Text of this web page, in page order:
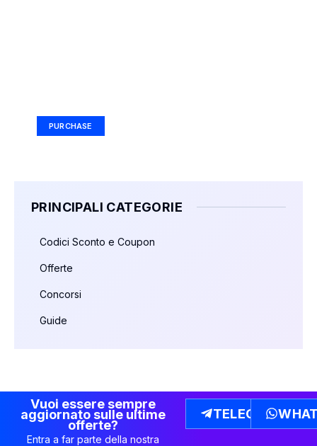
PURCHASE
PRINCIPALI CATEGORIE
Codici Sconto e Coupon
Offerte
Concorsi
Guide
Vuoi essere sempre
aggiornato sulle ultime
offerte?
Entra a far parte della nostra
TELEGRAM